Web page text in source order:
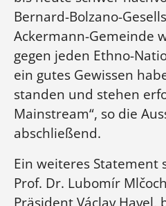
Bernard-Bolzano-
Ackermann-Gemeinde
gegen jeden Ethno-
ein gutes Gewissen
standen und stehen
Mainstream“, so die
abschließend.
Ein weiteres Statement
Prof. Dr. Lubomír
Präsident Václav Havel,